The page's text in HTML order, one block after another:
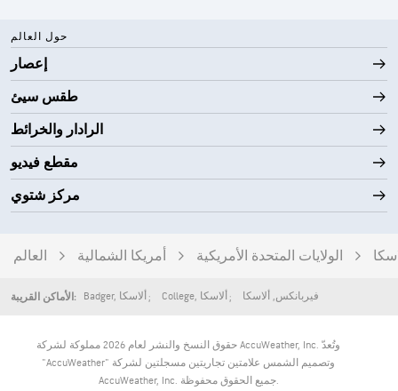
حول العالم
إعصار
طقس سيئ
الرادار والخرائط
مقطع فيديو
مركز شتوي
العالم أمريكا الشمالية الولايات المتحدة الأمريكية
الأماكن القريبة: Badger, ألاسكا College, ألاسكا فيربانكس, ألاسكا
حقوق النسخ والنشر لعام 2026 مملوكة لشركة AccuWeather, Inc. وتُعدّ
"AccuWeather" وتصميم الشمس علامتين تجاريتين مسجلتين لشركة
AccuWeather, Inc. جميع الحقوق محفوظة.